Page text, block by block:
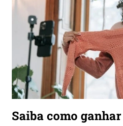
Saiba como